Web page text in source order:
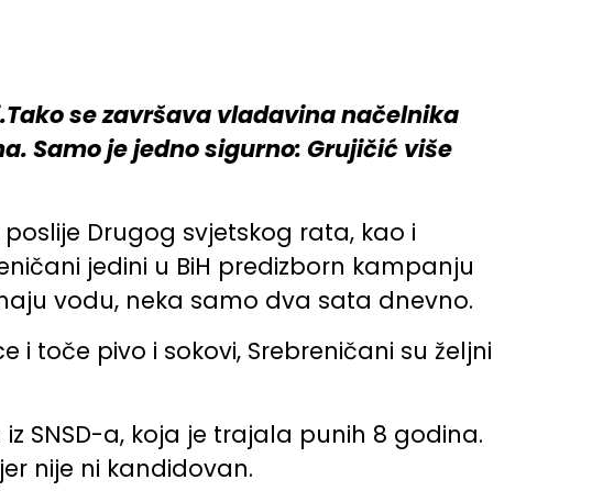
se završava vladavina načelnika
Samo je jedno sigurno: Grujičić više
Drugog svjetskog rata, kao i
jedini u BiH predizborn kampanju
vodu, neka samo dva sata dnevno.
toče pivo i sokovi, Srebreničani su željni
SNSD-a, koja je trajala punih 8 godina.
nije ni kandidovan.